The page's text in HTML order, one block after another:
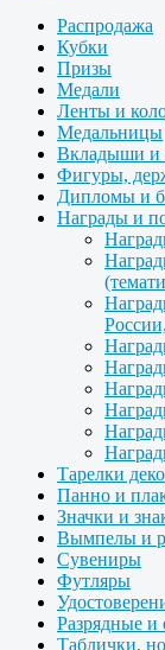
Распродажа
Кубки
Призы
Медали
Ленты и
Медальницы
Вкладыши и
Фигуры,
Дипломы и
Награды и
Тарелки
Панно и
Значки и
Вымпелы и
Сувениры
Футляры
Разрядные и
Таблички,